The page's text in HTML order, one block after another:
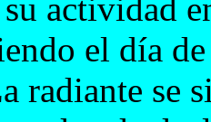
actividad
el día
radiante se